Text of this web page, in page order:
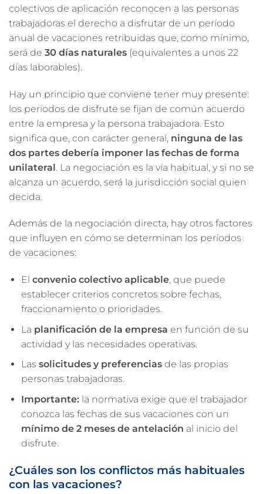
colectivos de aplicación reconocen a las personas
trabajadoras el derecho a disfrutar de un período
anual de vacaciones retribuidas que, como mínimo,
será de 30 días naturales (equivalentes a unos 22
días laborables).
Hay un principio que conviene tener muy presente:
los períodos de disfrute se fijan de común acuerdo
entre la empresa y la persona trabajadora. Esto
significa que, con carácter general, ninguna de las
dos partes debería imponer las fechas de forma
unilateral. La negociación es la vía habitual, y si no se
alcanza un acuerdo, será la jurisdicción social quien
decida.
Además de la negociación directa, hay otros factores
que influyen en cómo se determinan los períodos
de vacaciones:
El convenio colectivo aplicable, que puede
establecer criterios concretos sobre fechas,
fraccionamiento o prioridades.
La planificación de la empresa en función de su
actividad y las necesidades operativas.
Las solicitudes y preferenciasde las propias
personas trabajadoras.
Importante:la normativa exige que el trabajador
conozca las fechas de sus vacaciones con un
mínimo de 2 meses de antelación al inicio del
disfrute.
¿Cuáles son los conflictos más habituales
con las vacaciones?